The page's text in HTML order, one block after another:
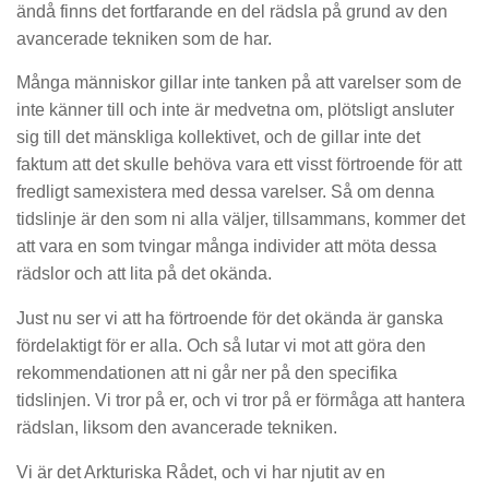
ändå finns det fortfarande en del rädsla på grund av den
avancerade tekniken som de har.
Många människor gillar inte tanken på att varelser som de
inte känner till och inte är medvetna om, plötsligt ansluter
sig till det mänskliga kollektivet, och de gillar inte det
faktum att det skulle behöva vara ett visst förtroende för att
fredligt samexistera med dessa varelser. Så om denna
tidslinje är den som ni alla väljer, tillsammans, kommer det
att vara en som tvingar många individer att möta dessa
rädslor och att lita på det okända.
Just nu ser vi att ha förtroende för det okända är ganska
fördelaktigt för er alla. Och så lutar vi mot att göra den
rekommendationen att ni går ner på den specifika
tidslinjen. Vi tror på er, och vi tror på er förmåga att hantera
rädslan, liksom den avancerade tekniken.
Vi är det Arkturiska Rådet, och vi har njutit av en